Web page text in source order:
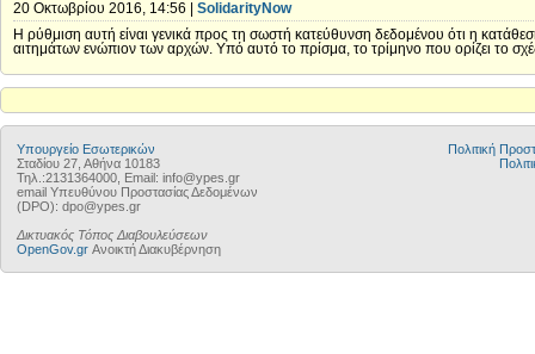
20 Οκτωβρίου 2016, 14:56 | SolidarityNow
Η ρύθμιση αυτή είναι γενικά προς τη σωστή κατεύθυνση δεδομένου ότι η
αιτημάτων ενώπιον των αρχών. Υπό αυτό το πρίσμα, το τρίμηνο που ορίζει το
Υπουργείο Εσωτερικών
Σταδίου 27, Αθήνα 10183
Τηλ.:2131364000, Email: info@ypes.gr
email Υπευθύνου Προστασίας Δεδομένων
(DPO): dpo@ypes.gr
Δικτυακός Τόπος Διαβουλεύσεων
OpenGov.gr Ανοικτή Διακυβέρνηση
Πολιτική